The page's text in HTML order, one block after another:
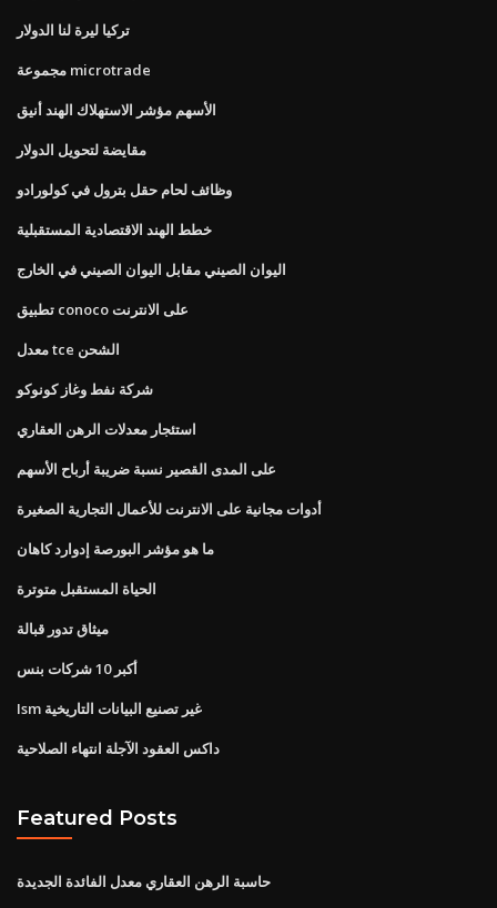
تركيا ليرة لنا الدولار
مجموعة microtrade
الأسهم مؤشر الاستهلاك الهند أنيق
مقايضة لتحويل الدولار
وظائف لحام حقل بترول في كولورادو
خطط الهند الاقتصادية المستقبلية
اليوان الصيني مقابل اليوان الصيني في الخارج
تطبيق conoco على الانترنت
معدل tce الشحن
شركة نفط وغاز كونوكو
استئجار معدلات الرهن العقاري
على المدى القصير نسبة ضريبة أرباح الأسهم
أدوات مجانية على الانترنت للأعمال التجارية الصغيرة
ما هو مؤشر البورصة إدوارد كاهان
الحياة المستقبل متوترة
ميثاق تدور قبالة
أكبر 10 شركات بنس
Ism غير تصنيع البيانات التاريخية
داكس العقود الآجلة انتهاء الصلاحية
Featured Posts
حاسبة الرهن العقاري معدل الفائدة الجديدة